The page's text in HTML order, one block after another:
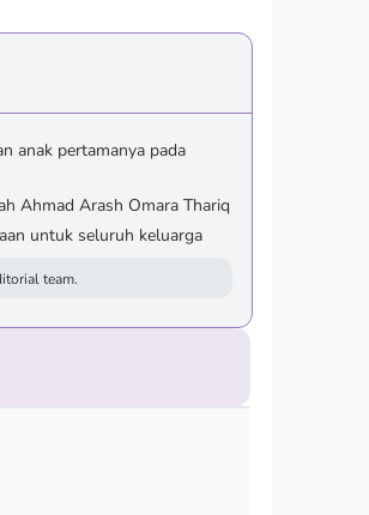
anak pertamanya pada
Ahmad Arash Omara Thariq
untuk seluruh keluarga
team.